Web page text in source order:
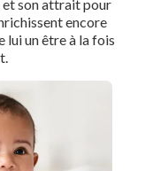
et son attrait pour
encore
lui un être à la fois